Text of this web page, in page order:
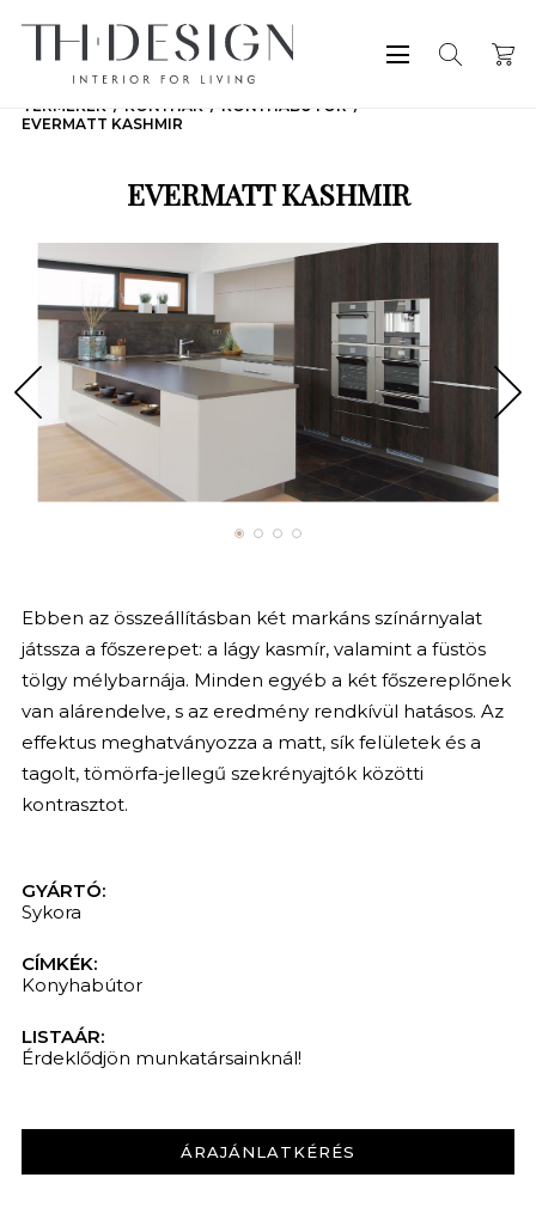
TERMÉKEK KONYHÁK
KONYHABÚTOR
EVERMATT KASHMIR
EVERMATT KASHMIR
Ebben az összeállításban két markáns színárnyalat
játssza a főszerepet: a lágy kasmír, valamint a füstös
tölgy mélybarnája. Minden egyéb a két főszereplőnek
van alárendelve, s az eredmény rendkívül hatásos. Az
effektus meghatványozza a matt, sík felületek és a
tagolt, tömörfa-jellegű szekrényajtók közötti
kontrasztot.
GYÁRTÓ:
Sykora
CÍMKÉK:
Konyhabútor
LISTAÁR:
Érdeklődjön munkatársainknál!
ÁRAJÁNLATKÉRÉS